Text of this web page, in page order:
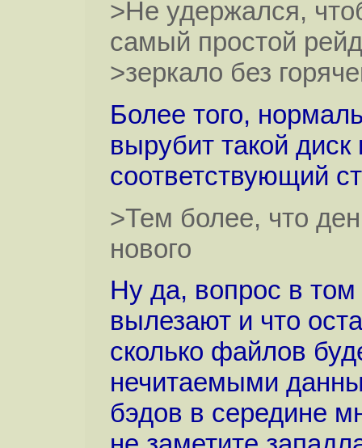
>Не удержался,
самый простой
>зеркало без
Более того,
вырубит такой
соответствующий
>Тем более, что
нового
Ну да, вопрос в том
вылезают и что
сколько файлов
нечитаемыми
бэдов в середине